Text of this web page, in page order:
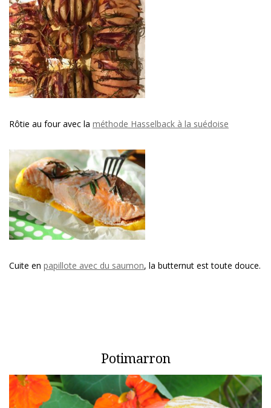
Rôtie au four avec la méthode Hasselback à la suédoise
Cuite en papillote avec du saumon, la butternut est toute douce.
Potimarron